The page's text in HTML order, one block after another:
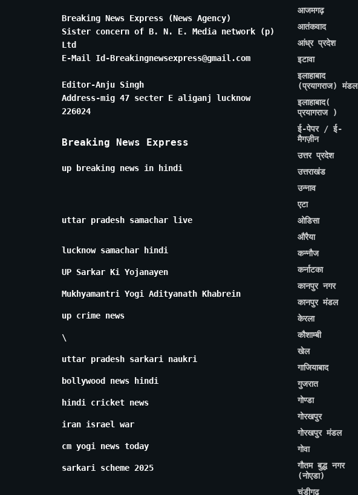
Breaking News Express (News Agency)
Sister concern of B. N. E. Media network (p)
Ltd
E-Mail Id-Breakingnewsexpress@gmail.com
Editor-Anju Singh
Address-mig 47 secter E aliganj lucknow
226024
Breaking News Express
up breaking news in hindi
uttar pradesh samachar live
lucknow samachar hindi
UP Sarkar Ki Yojanayen
Mukhyamantri Yogi Adityanath Khabrein
up crime news
\
uttar pradesh sarkari naukri
bollywood news hindi
hindi cricket news
iran israel war
cm yogi news today
sarkari scheme 2025
आजमगढ़
आतंकवाद
आंध्र प्रदेश
इटावा
इलाहाबाद
(प्रयागराज) मंडल
इलाहाबाद(
प्रयागराज )
ई-पेपर / ई-
मैगज़ीन
उत्तर प्रदेश
उत्तराखंड
उन्नाव
एटा
ओडिसा
औरैया
कन्नौज
कर्नाटका
कानपुर नगर
कानपुर मंडल
केरला
कौशाम्बी
खेल
गाजियाबाद
गुजरात
गोण्डा
गोरखपुर
गोरखपुर मंडल
गोवा
गौतम बुद्ध नगर
(नोएडा)
चंडीगढ़